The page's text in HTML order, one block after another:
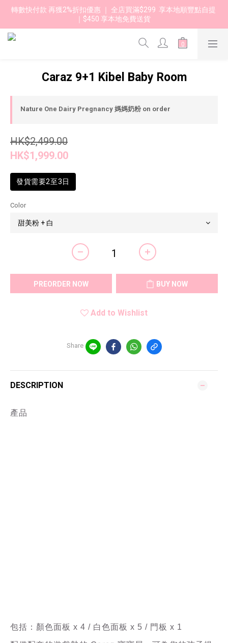
轉數快付款 再獲2%折扣優惠 ｜ 全店買滿$299  享本地順豐點自提
｜$450 享本地免費送貨
Caraz 9+1 Kibel Baby Room
Nature One Dairy Pregnancy 媽媽奶粉 on order
HK$2,499.00
HK$1,999.00
發貨需要2至3日
Color
PREORDER NOW BUY NOW
Add to Wishlist
Share
DESCRIPTION
產品
包括：顏色面板 x 4 / 白色面板 x 5 / 門板 x 1